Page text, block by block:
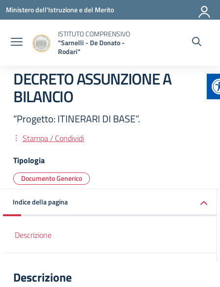
Vai ai contenuti
Vai al menu di navigazione
Vai al footer
Ministero dell'Istruzione e del Merito
ISTITUTO COMPRENSIVO
"Sarnelli - De Donato -
Rodari"
DECRETO ASSUNZIONE A
BILANCIO
“Progetto: ITINERARI DI BASE”.
Stampa / Condividi
Tipologia
Documento Generico
Indice della pagina
Descrizione
Descrizione